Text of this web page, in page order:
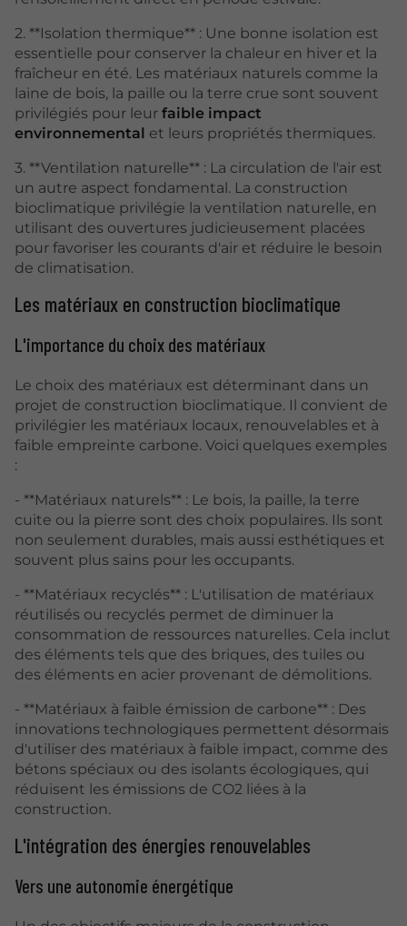
2. **Isolation thermique** : Une bonne isolation est
essentielle pour conserver la chaleur en hiver et la
fraîcheur en été. Les matériaux naturels comme la
laine de bois, la paille ou la terre crue sont souvent
privilégiés pour leur faible impact
environnemental et leurs propriétés thermiques.
3. **Ventilation naturelle** : La circulation de l'air est
un autre aspect fondamental. La construction
bioclimatique privilégie la ventilation naturelle, en
utilisant des ouvertures judicieusement placées
pour favoriser les courants d'air et réduire le besoin
de climatisation.
Les matériaux en construction bioclimatique
L'importance du choix des matériaux
Le choix des matériaux est déterminant dans un
projet de construction bioclimatique. Il convient de
privilégier les matériaux locaux, renouvelables et à
faible empreinte carbone. Voici quelques exemples
:
- **Matériaux naturels** : Le bois, la paille, la terre
cuite ou la pierre sont des choix populaires. Ils sont
non seulement durables, mais aussi esthétiques et
souvent plus sains pour les occupants.
- **Matériaux recyclés** : L'utilisation de matériaux
réutilisés ou recyclés permet de diminuer la
consommation de ressources naturelles. Cela inclut
des éléments tels que des briques, des tuiles ou
des éléments en acier provenant de démolitions.
- **Matériaux à faible émission de carbone** : Des
innovations technologiques permettent désormais
d'utiliser des matériaux à faible impact, comme des
bétons spéciaux ou des isolants écologiques, qui
réduisent les émissions de CO2 liées à la
construction.
L'intégration des énergies renouvelables
Vers une autonomie énergétique